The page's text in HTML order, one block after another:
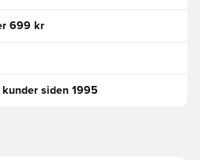
699 kr
siden 1995